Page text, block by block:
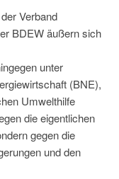
Verband
BDEW äußern sich
unter
(BNE),
Umwelthilfe
die eigentlichen
gegen die
und den